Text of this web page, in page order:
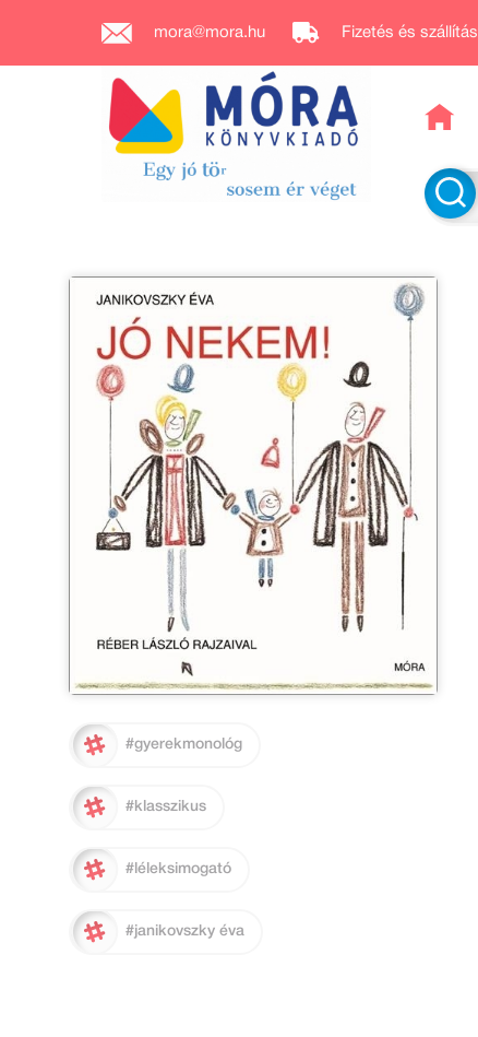
mora@mora.hu Fizetés és szállítás
#gyerekmonológ
#klasszikus
#léleksimogató
#janikovszky éva